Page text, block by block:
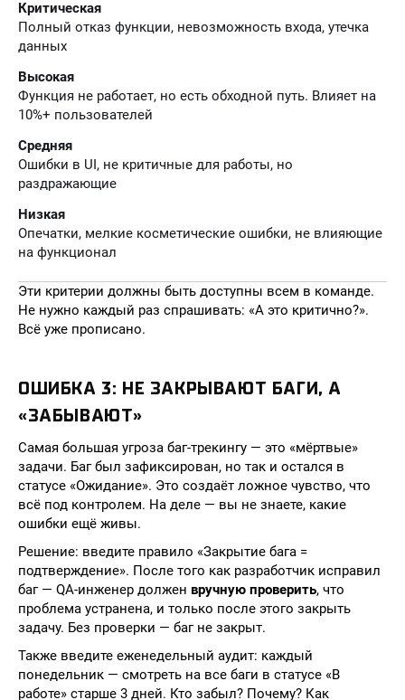
Критическая
Полный отказ функции, невозможность входа, утечка
данных
Высокая
Функция не работает, но есть обходной путь. Влияет на
10%+ пользователей
Средняя
Ошибки в UI, не критичные для работы, но
раздражающие
Низкая
Опечатки, мелкие косметические ошибки, не влияющие
на функционал
Эти критерии должны быть доступны всем в команде.
Не нужно каждый раз спрашивать: «А это критично?».
Всё уже прописано.
ОШИБКА 3: НЕ ЗАКРЫВАЮТ БАГИ, А
«ЗАБЫВАЮТ»
Самая большая угроза баг-трекингу — это «мёртвые»
задачи. Баг был зафиксирован, но так и остался в
статусе «Ожидание». Это создаёт ложное чувство, что
всё под контролем. На деле — вы не знаете, какие
ошибки ещё живы.
Решение: введите правило «Закрытие бага =
подтверждение». После того как разработчик исправил
баг — QA-инженер должен вручную проверить, что
проблема устранена, и только после этого закрыть
задачу. Без проверки — баг не закрыт.
Также введите еженедельный аудит: каждый
понедельник — смотреть на все баги в статусе «В
работе» старше 3 дней. Кто забыл? Почему? Как